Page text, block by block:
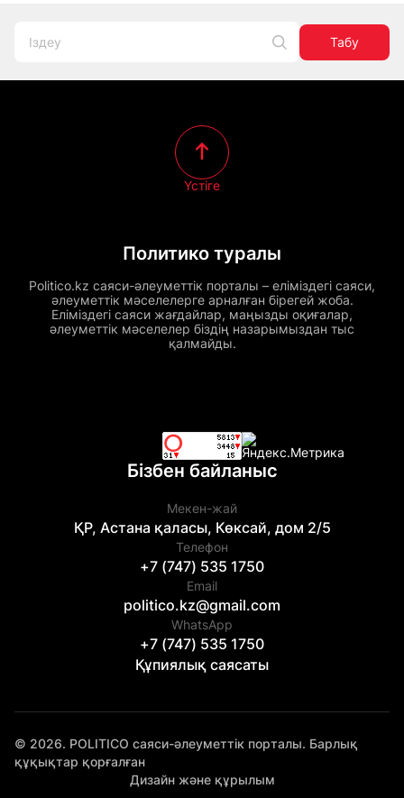
Табу
Политико туралы
Politico.kz саяси-әлеуметтік порталы – еліміздегі саяси,
әлеуметтік мәселелерге арналған бірегей жоба.
Еліміздегі саяси жағдайлар, маңызды оқиғалар,
әлеуметтік мәселелер біздің назарымыздан тыс
қалмайды.
Үстіге
Бізбен байланыс
Мекен-жай
ҚР, Астана қаласы, Көксай, дом 2/5
Телефон
+7 (747) 535 1750
Email
politico.kz@gmail.com
WhatsApp
+7 (747) 535 1750
Құпиялық саясаты
© 2026. POLITICO саяси-әлеуметтік порталы. Барлық
құқықтар қорғалған
Дизайн және құрылым